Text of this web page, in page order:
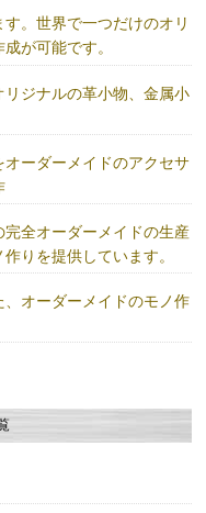
。世界で一つだけのオリ
が可能です。
ジナルの革小物、金属小
ーダーメイドのアクセサ
全オーダーメイドの生産
りを提供しています。
オーダーメイドのモノ作